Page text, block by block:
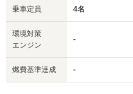
乗車定員 4名
環境対策
エンジン
-
燃費基準達成 -